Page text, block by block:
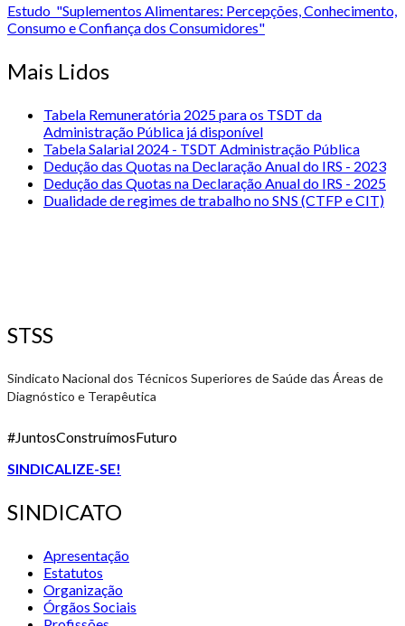
Estudo "Suplementos Alimentares: Percepções, Conhecimento,
Consumo e Confiança dos Consumidores"
Mais Lidos
Tabela Remuneratória 2025 para os TSDT da
Administração Pública já disponível
Tabela Salarial 2024 - TSDT Administração Pública
Dedução das Quotas na Declaração Anual do IRS - 2023
Dedução das Quotas na Declaração Anual do IRS - 2025
Dualidade de regimes de trabalho no SNS (CTFP e CIT)
STSS
Sindicato Nacional dos Técnicos Superiores de Saúde das Áreas de
Diagnóstico e Terapêutica
#JuntosConstruímosFuturo
SINDICALIZE-SE!
SINDICATO
Apresentação
Estatutos
Organização
Órgãos Sociais